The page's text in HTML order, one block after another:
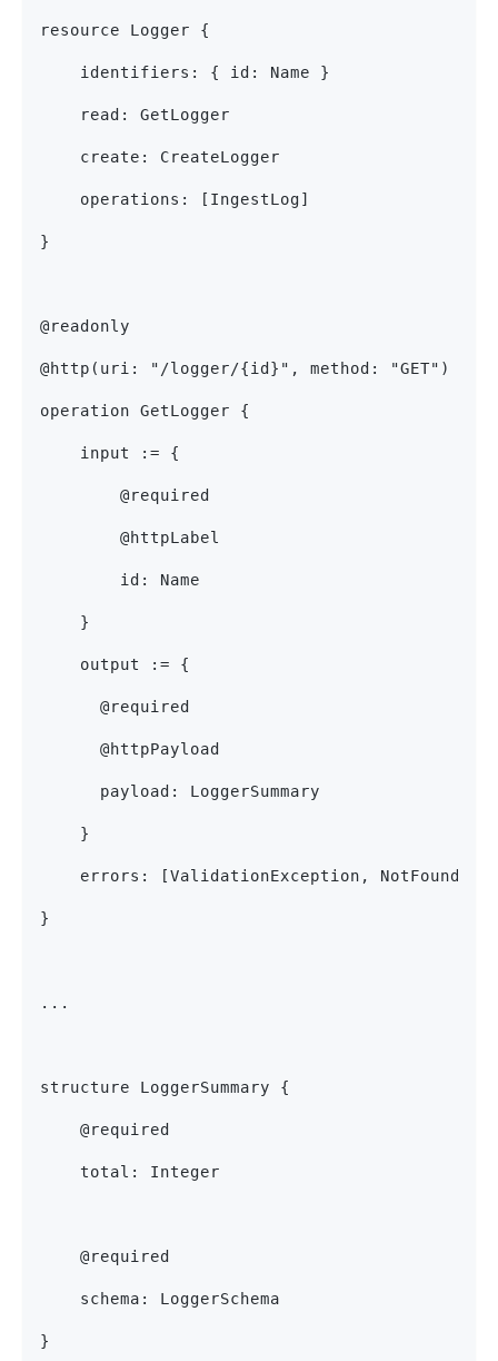
resource Logger {
    identifiers: { id: Name }
    read: GetLogger
    create: CreateLogger
    operations: [IngestLog]
}
@readonly
@http(uri: "/logger/{id}", method: "GET")
operation GetLogger {
    input := {
        @required
        @httpLabel
        id: Name
    }
    output := {
      @required
      @httpPayload
      payload: LoggerSummary
    }
errors: [ValidationException,
}
...
structure LoggerSummary {
    @required
    total: Integer
    @required
    schema: LoggerSchema
}